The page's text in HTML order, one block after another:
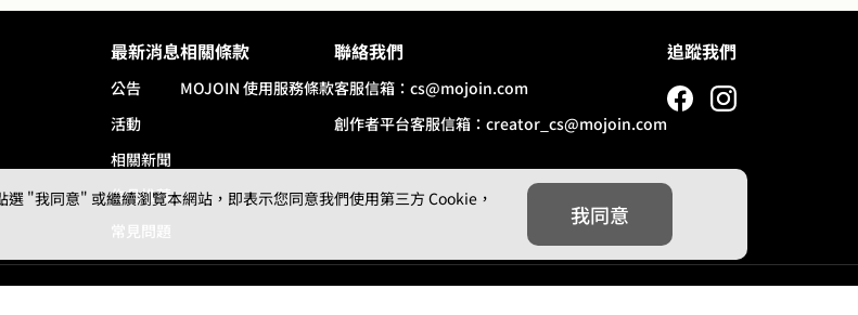
崽看起來至少三歲！她可真綠！
容姝決定和離，拿著嫁妝回家找自
己的大將軍爹爹。自此以後她要放
地過日子！才想著不要再和男人扯
上關係，顏狗容姝再次被自己貌協
美如花的部將酒後亂性。
最新消息
公告
活動
相關新聞
作品推薦
常見問題
相關條款
MOJOIN 使用服務條款
聯絡我們
客服信箱： cs@mojoin.com
創作者平台客服信箱： creator_cs@mojoin.com
追蹤我們
"我同意" 或繼續瀏覽本網站，即表示您同意我們使用第三方 Cookie，
我同意